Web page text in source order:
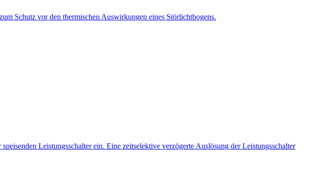
Schutz vor den thermischen Auswirkungen eines Störlichtbogens.
Leistungsschalter ein. Eine zeitselektive verzögerte Auslösung der Leistungsschalter